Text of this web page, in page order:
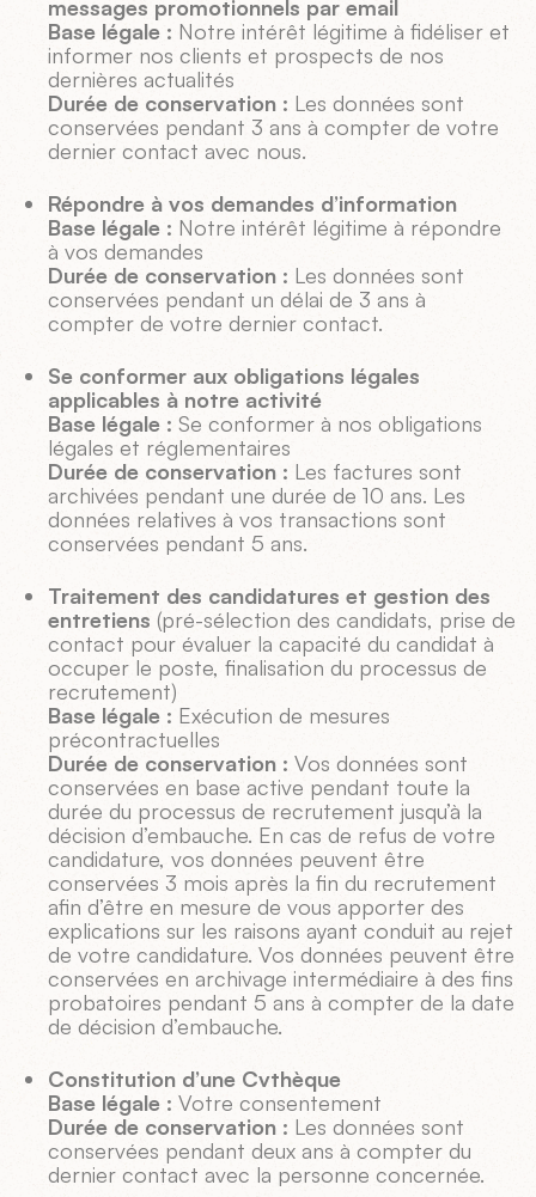
messages promotionnels par email
Base légale : Notre intérêt légitime à fidéliser et
informer nos clients et prospects de nos
dernières actualités
Durée de conservation : Les données sont
conservées pendant 3 ans à compter de votre
dernier contact avec nous.
Répondre à vos demandes d’information
Base légale : Notre intérêt légitime à répondre
à vos demandes
Durée de conservation : Les données sont
conservées pendant un délai de 3 ans à
compter de votre dernier contact.
Se conformer aux obligations légales
applicables à notre activité
Base légale : Se conformer à nos obligations
légales et réglementaires
Durée de conservation : Les factures sont
archivées pendant une durée de 10 ans. Les
données relatives à vos transactions sont
conservées pendant 5 ans.
Traitement des candidatures et gestion des
entretiens (pré-sélection des candidats, prise de
contact pour évaluer la capacité du candidat à
occuper le poste, finalisation du processus de
recrutement)
Base légale : Exécution de mesures
précontractuelles
Durée de conservation : Vos données sont
conservées en base active pendant toute la
durée du processus de recrutement jusqu’à la
décision d’embauche. En cas de refus de votre
candidature, vos données peuvent être
conservées 3 mois après la fin du recrutement
afin d’être en mesure de vous apporter des
explications sur les raisons ayant conduit au rejet
de votre candidature. Vos données peuvent être
conservées en archivage intermédiaire à des fins
probatoires pendant 5 ans à compter de la date
de décision d’embauche.
Constitution d’une Cvthèque
Base légale : Votre consentement
Durée de conservation : Les données sont
conservées pendant deux ans à compter du
dernier contact avec la personne concernée.